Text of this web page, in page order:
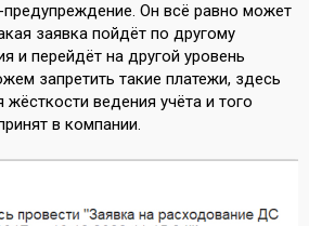
Он всё равно может
заявка пойдёт по другому
и перейдёт на другой уровень
запретить такие платежи, здесь
жёсткости ведения учёта и того
в компании.